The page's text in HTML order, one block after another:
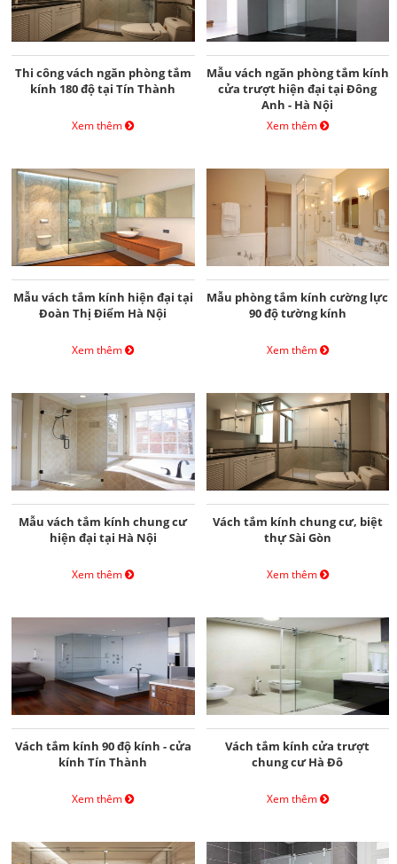
Thi công vách ngăn phòng tắm
kính 180 độ tại Tín Thành
Xem thêm
Mẫu vách ngăn phòng tắm kính
cửa trượt hiện đại tại Đông
Anh - Hà Nội
Xem thêm
Mẫu vách tắm kính hiện đại tại
Đoàn Thị Điểm Hà Nội
Xem thêm
Mẫu phòng tắm kính cường lực
90 độ tường kính
Xem thêm
Mẫu vách tắm kính chung cư
hiện đại tại Hà Nội
Xem thêm
Vách tắm kính chung cư, biệt
thự Sài Gòn
Xem thêm
Vách tắm kính 90 độ kính - cửa
kính Tín Thành
Xem thêm
Vách tắm kính cửa trượt
chung cư Hà Đô
Xem thêm